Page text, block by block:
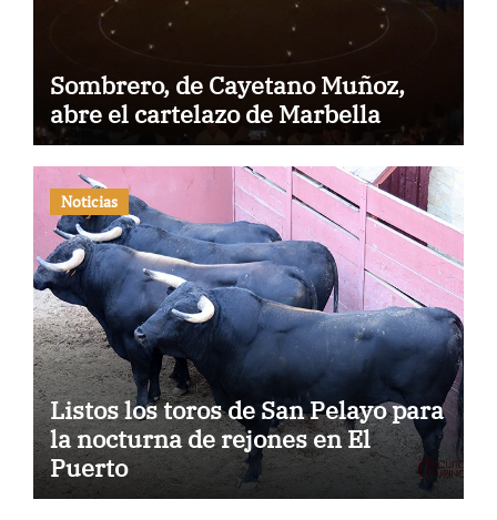
Sombrero, de Cayetano Muñoz,
abre el cartelazo de Marbella
Noticias
Listos los toros de San Pelayo para
la nocturna de rejones en El
Puerto